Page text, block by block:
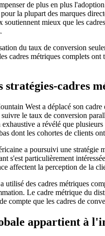
de plus en plus
la plupart des marques
mieux que les
du taux de conversion
cadres métriques complets
stratégies-cadres
West a déplacé son
le taux de conversion
a révélé que
dont les cohortes de clients
a poursuivi une
s'est particulièrement
affectent la perception de la
des cadres métriques
Le cadre métrique du
compte que les cadres de
appartient à